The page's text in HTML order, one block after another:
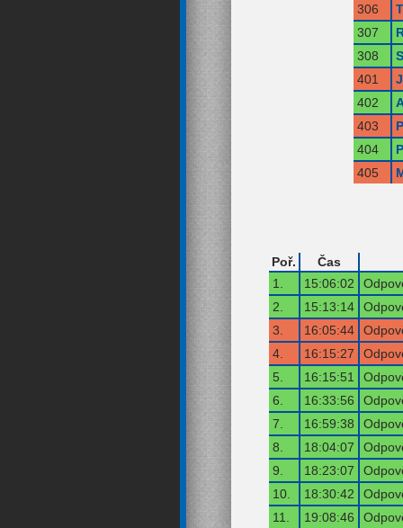
306
307
308
401
402
403
404
405
Poř.
Čas
1.
15:06:02
2.
15:13:14
3.
16:05:44
4.
16:15:27
5.
16:15:51
6.
16:33:56
7.
16:59:38
8.
18:04:07
9.
18:23:07
10.
18:30:42
11.
19:08:46